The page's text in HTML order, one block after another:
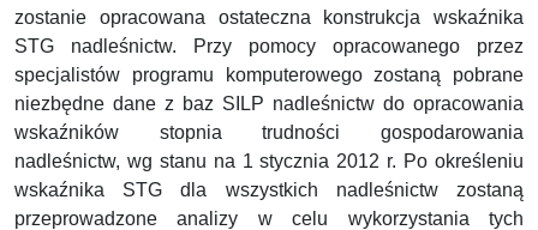
zostanie opracowana ostateczna konstrukcja wskaźnika
STG nadleśnictw. Przy pomocy opracowanego przez
specjalistów programu komputerowego zostaną pobrane
niezbędne dane z baz SILP nadleśnictw do opracowania
wskaźników stopnia trudności gospodarowania
nadleśnictw, wg stanu na 1 stycznia 2012 r. Po określeniu
wskaźnika STG dla wszystkich nadleśnictw zostaną
przeprowadzone analizy w celu wykorzystania tych